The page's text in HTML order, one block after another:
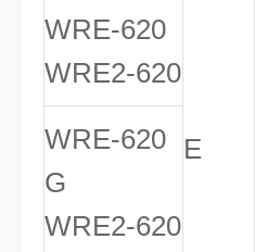
WRE-620
WRE2-620
E
WRE-620
G
WRE2-620